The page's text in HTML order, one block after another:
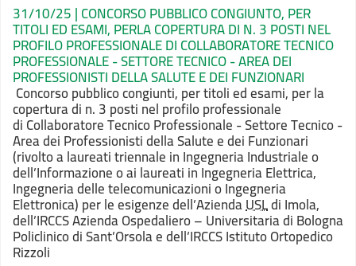
31/10/25 | CONCORSO PUBBLICO CONGIUNTO, PER
TITOLI ED ESAMI, PERLA COPERTURA DI N. 3 POSTI NEL
PROFILO PROFESSIONALE DI COLLABORATORE TECNICO
PROFESSIONALE - SETTORE TECNICO - AREA DEI
PROFESSIONISTI DELLA SALUTE E DEI FUNZIONARI
Concorso pubblico congiunti, per titoli ed esami, per la
copertura di n. 3 posti nel profilo professionale
di Collaboratore Tecnico Professionale - Settore Tecnico -
Area dei Professionisti della Salute e dei Funzionari
(rivolto a laureati triennale in Ingegneria Industriale o
dell’Informazione o ai laureati in Ingegneria Elettrica,
Ingegneria delle telecomunicazioni o Ingegneria
Elettronica) per le esigenze dell’AziendaUSLdi Imola,
dell’IRCCS Azienda Ospedaliero – Universitaria di Bologna
Policlinico di Sant’Orsola e dell’IRCCS Istituto Ortopedico
Rizzoli